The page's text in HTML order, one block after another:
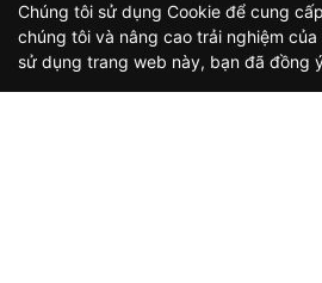
Giấy phép hoạt động báo chí điện tử
Thông tin và Truyền thông cấp ngày
Chúng tôi sử dụng Cookie để cung
chúng tôi và nâng cao trải nghiệm
sử dụng trang web này, bạn đã đồng